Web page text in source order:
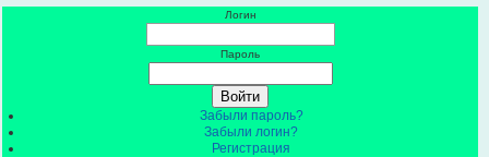
Логин
Пароль
Забыли пароль?
Забыли логин?
Регистрация